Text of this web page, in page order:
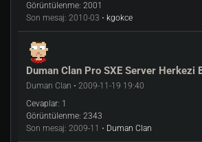
Görüntülenme: 2001
Son mesaj: 2010-03 • kgokce
Duman Clan Pro SXE Server Herkezi
Duman Clan • 2009-11-19 19:40
Cevaplar: 1
Görüntülenme: 2343
Son mesaj: 2009-11 • Duman Clan